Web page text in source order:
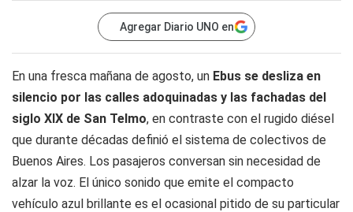
Agregar Diario UNO en
En una fresca mañana de agosto, un Ebus se desliza en
silencio por las calles adoquinadas y las fachadas del
siglo XIX de San Telmo, en contraste con el rugido diésel
que durante décadas definió el sistema de colectivos de
Buenos Aires. Los pasajeros conversan sin necesidad de
alzar la voz. El único sonido que emite el compacto
vehículo azul brillante es el ocasional pitido de su particular